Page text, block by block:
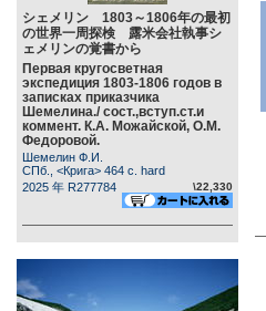
シェメリン 1803～1806年の最初
の世界一周探検 露米会社執事シ
ェメリンの覚書から
Первая кругосветная
экспедиция 1803-1806 годов в
записках приказчика
Шемелина./ сост.,вступ.ст.и
коммент. К.А. Можайской, О.М.
Федоровой.
Шемелин Ф.И.
СПб., <Крига> 464 c. hard
2025 年 R277784
\22,330